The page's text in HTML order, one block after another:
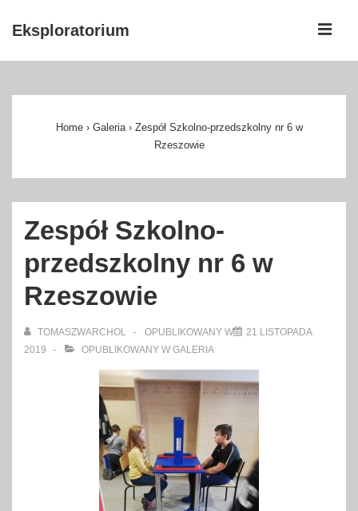
Skip
Content
Eksploratorium
nawigacja
Home › Galeria › Zespół Szkolno-przedszkolny nr 6 w
Rzeszowie
Zespół Szkolno-
przedszkolny nr 6 w
Rzeszowie
TOMASZWARCHOL OPUBLIKOWANY W
21 LISTOPADA
2019
OPUBLIKOWANY W GALERIA